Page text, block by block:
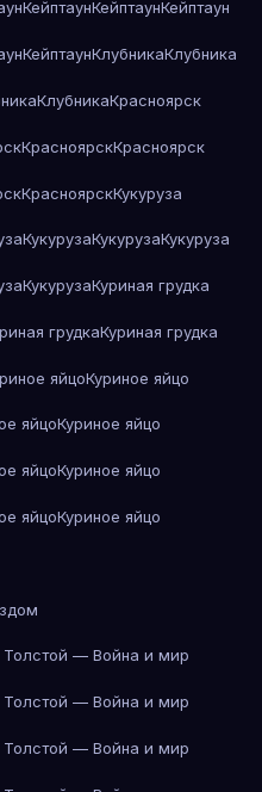
КейптаунКейптаунКейптаун
КейптаунКлубникаКлубника
КлубникаКрасноярск
КрасноярскКрасноярск
КрасноярскКукуруза
КукурузаКукурузаКукуруза
КукурузаКуриная грудка
грудкаКуриная грудка
яйцоКуриное яйцо
яйцоКуриное яйцо
яйцоКуриное яйцо
яйцоКуриное яйцо
— Война и мир
Толстой — Война и мир
Толстой — Война и мир